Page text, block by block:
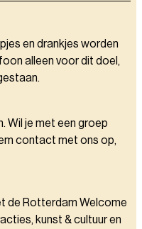
en drankjes worden
alleen voor dit doel,
Wil je met een groep
contact met ons op,
de Rotterdam Welcome
kunst & cultuur en